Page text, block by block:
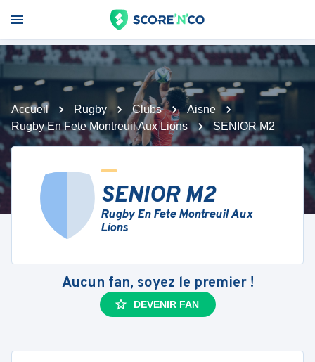
Accueil Rugby Clubs
Aisne
Rugby En Fete Montreuil Aux Lions
SENIOR M2
SENIOR M2
Rugby En Fete Montreuil Aux
Lions
Aucun fan, soyez le premier !
DEVENIR FAN